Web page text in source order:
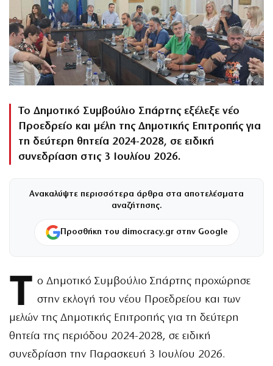
Το Δημοτικό Συμβούλιο Σπάρτης εξέλεξε νέο
Προεδρείο και μέλη της Δημοτικής Επιτροπής για
τη δεύτερη θητεία 2024-2028, σε ειδική
συνεδρίαση στις 3 Ιουλίου 2026.
Ανακαλύψτε περισσότερα άρθρα στα αποτελέσματα
αναζήτησης.
Προσθήκη του dimocracy.gr στην Google
Τ ο Δημοτικό Συμβούλιο Σπάρτης προχώρησε
στην εκλογή του νέου Προεδρείου και των
μελών της Δημοτικής Επιτροπής για τη δεύτερη
θητεία της περιόδου 2024-2028, σε ειδική
συνεδρίαση την Παρασκευή 3 Ιουλίου 2026.